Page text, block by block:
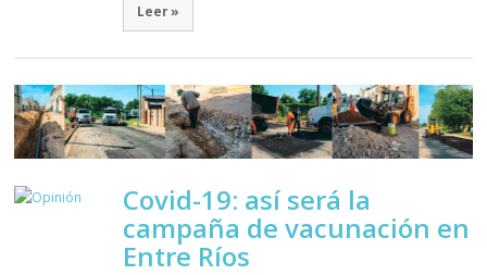
Leer »
Covid-19: así será la
campaña de vacunación en
Entre Ríos